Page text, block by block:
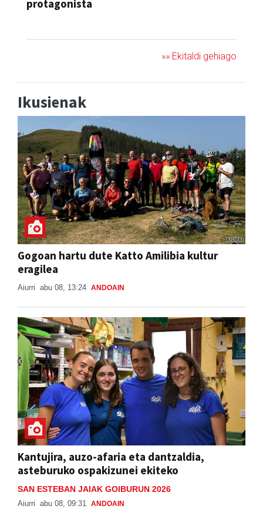
protagonista
»» Ekitaldi gehiago
Ikusienak
Gogoan hartu dute Katto Amilibia kultur
eragilea
Aiurri abu 08, 13:24 ANDOAIN
Kantujira, auzo-afaria eta dantzaldia,
asteburuko ospakizunei ekiteko
SAN ESTEBAN JAIAK GOIBURUN 2026
Aiurri abu 08, 09:31 ANDOAIN